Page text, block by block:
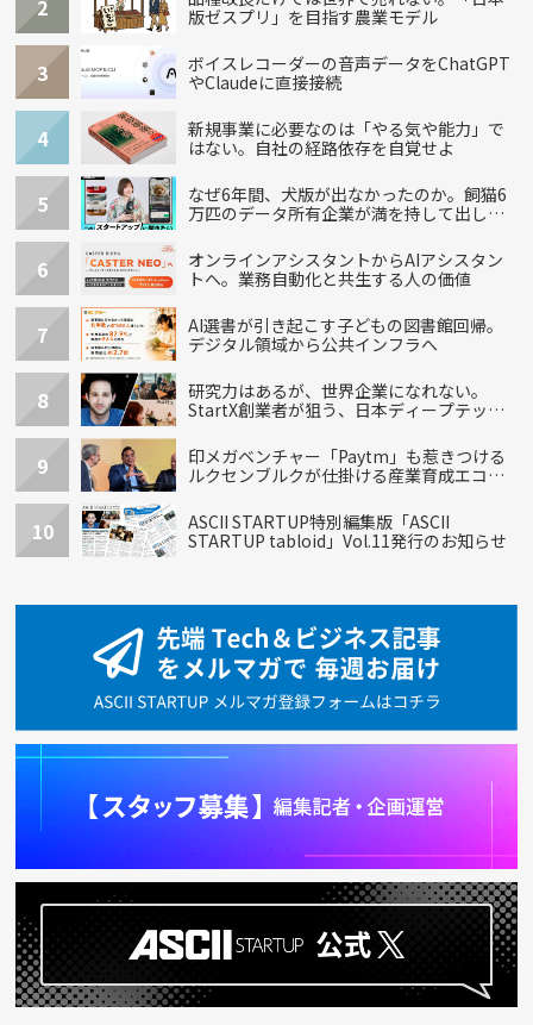
2
版ゼスプリ」を目指す農業モデル
3
ボイスレコーダーの音声データをChatGPT
やClaudeに直接接続
4
新規事業に必要なのは「やる気や能力」で
はない。自社の経路依存を自覚せよ
5
なぜ6年間、犬版が出なかったのか。飼猫6
万匹のデータ所有企業が満を持して出し
6
オンラインアシスタントからAIアシスタン
トへ。業務自動化と共生する人の価値
7
AI選書が引き起こす子どもの図書館回帰。
デジタル領域から公共インフラへ
8
研究力はあるが、世界企業になれない。
StartX創業者が狙う、日本ディープテック
9
印メガベンチャー「Paytm」も惹きつける
ルクセンブルクが仕掛ける産業育成エコシ
10
ASCII STARTUP特別編集版「ASCII
STARTUP tabloid」Vol.11発行のお知らせ